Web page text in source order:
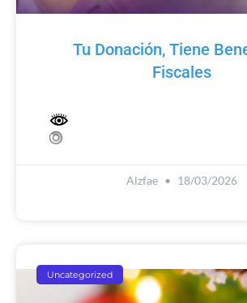
Tu Donación, Tiene
Fiscales
Alzfae 18/03/2026
Uncategorized